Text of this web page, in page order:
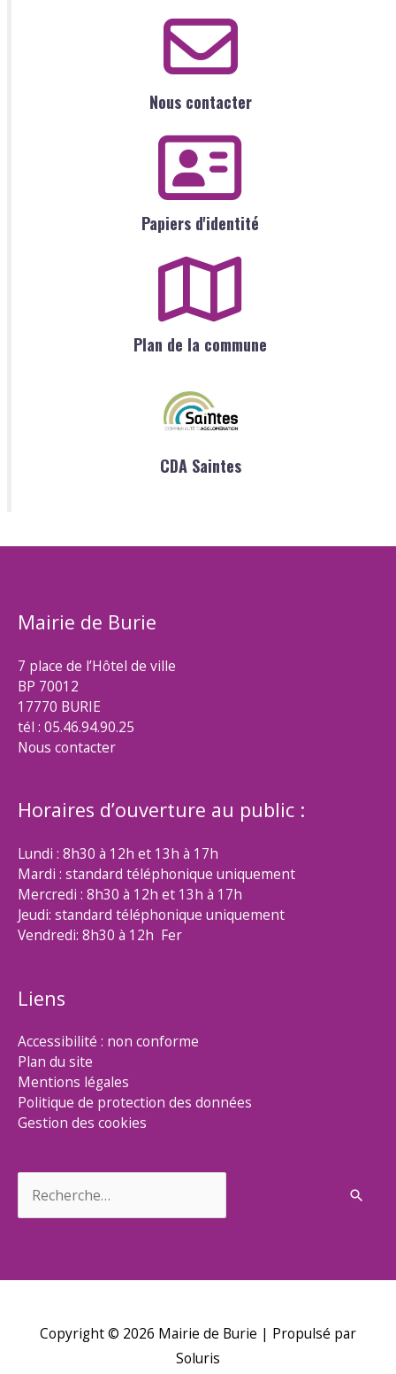
Nous contacter
Papiers d'identité
Plan de la commune
CDA Saintes
Mairie de Burie
7 place de l’Hôtel de ville
BP 70012
17770 BURIE
tél : 05.46.94.90.25
Nous contacter
Horaires d’ouverture au public :
Lundi : 8h30 à 12h et 13h à 17h
Mardi : standard téléphonique uniquement
Mercredi : 8h30 à 12h et 13h à 17h
Jeudi: standard téléphonique uniquement
Vendredi: 8h30 à 12h Fer
Liens
Accessibilité : non conforme
Plan du site
Mentions légales
Politique de protection des données
Gestion des cookies
Copyright © 2026 Mairie de Burie | Propulsé par
Soluris